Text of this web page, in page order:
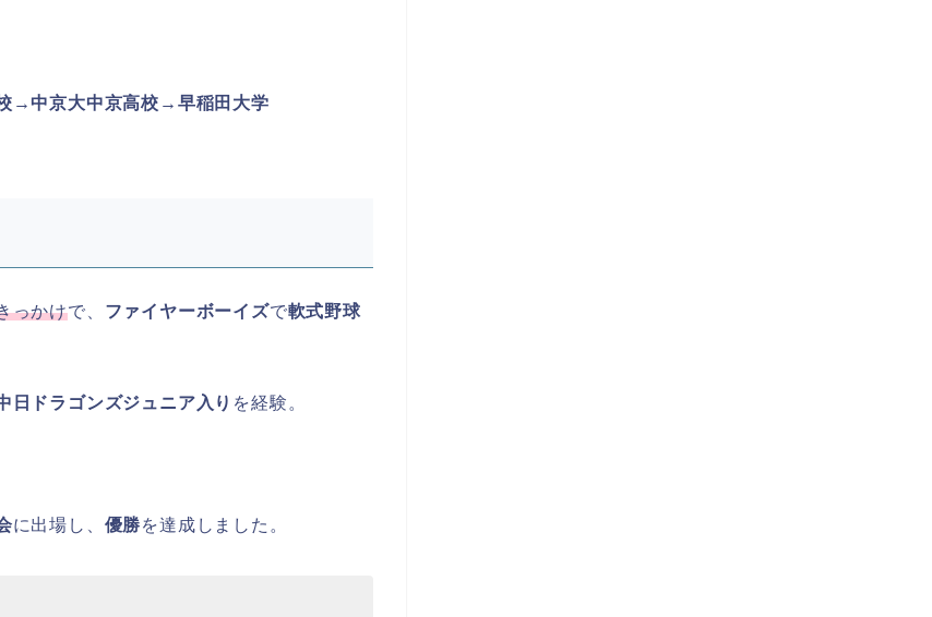
→中京大中京高校→早稲田大学
っかけで、 ファイヤーボーイズで軟式野球
日ドラゴンズジュニア入り を経験。
に出場し、 優勝を達成しました。